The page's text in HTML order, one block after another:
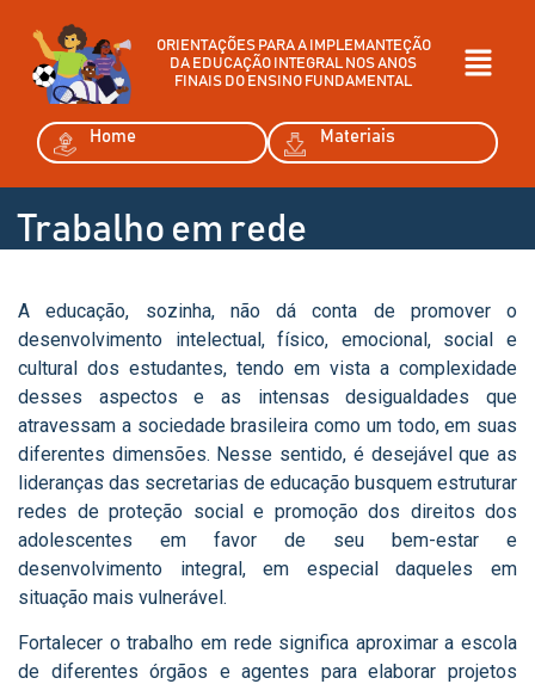
ORIENTAÇÕES PARA A IMPLEMANTEÇÃO
DA EDUCAÇÃO INTEGRAL NOS ANOS
FINAIS DO ENSINO FUNDAMENTAL
Home Materiais
Trabalho em rede
A educação, sozinha, não dá conta de promover o
desenvolvimento intelectual, físico, emocional, social e
cultural dos estudantes, tendo em vista a complexidade
desses aspectos e as intensas desigualdades que
atravessam a sociedade brasileira como um todo, em suas
diferentes dimensões. Nesse sentido, é desejável que as
lideranças das secretarias de educação busquem estruturar
redes de proteção social e promoção dos direitos dos
adolescentes em favor de seu bem-estar e
desenvolvimento integral, em especial daqueles em
situação mais vulnerável.
Fortalecer o trabalho em rede significa aproximar a escola
de diferentes órgãos e agentes para elaborar projetos